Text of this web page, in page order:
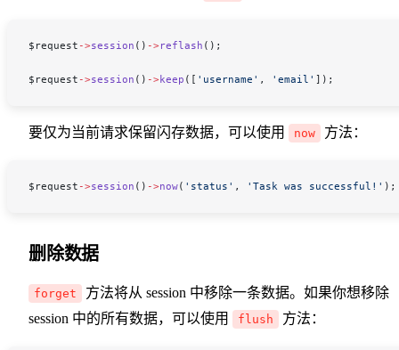
$request ->session () ->reflash ();
$request ->session () ->keep ([ 'username' , 'email' ]);
要仅为当前请求保留闪存数据，可以使用 now 方法：
$request ->session () ->now( 'status' , 'Task was successful!' );
删除数据
forget
方法将从 session 中移除一条数据。如果你想移除
session 中的所有数据，可以使用
flush 方法：